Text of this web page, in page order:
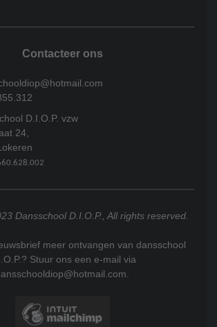
Contacteer ons
D.I.O.P. vzw
24,
Dansschool D.I.O.P., All rights reserved.
meer ontvangen van dansschool
Stuur ons een e-mail via